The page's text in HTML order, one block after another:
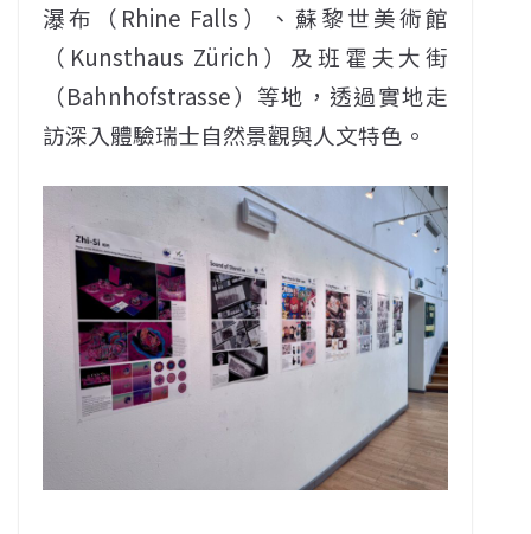
瀑布（Rhine Falls）、蘇黎世美術館
（Kunsthaus Zürich）及班霍夫大街
（Bahnhofstrasse）等地，透過實地走
訪深入體驗瑞士自然景觀與人文特色。